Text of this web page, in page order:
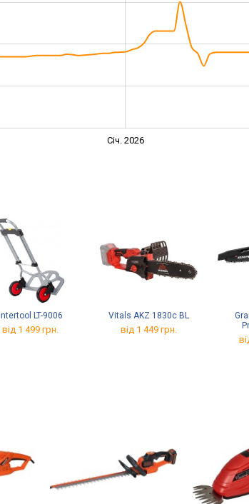
Січ. 2026
Intertool LT-9006
від 1 499 грн.
Vitals AKZ 1830c BL
від 1 449 грн.